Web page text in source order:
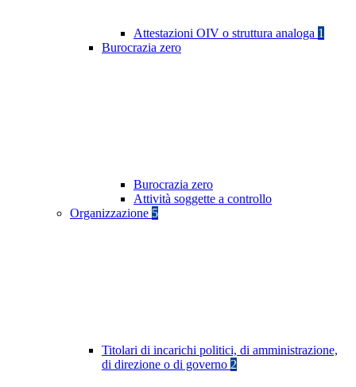
Attestazioni OIV o struttura analoga 1
Burocrazia zero
Burocrazia zero
Attività soggette a controllo
Organizzazione 5
Titolari di incarichi politici, di amministrazione,
di direzione o di governo 2